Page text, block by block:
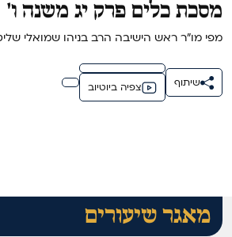
מסכת כלים פרק יג משנה ו'
מפי מו"ר ראש הישיבה הרב בניהו שמואלי
צפיה ביוטיוב שיתוף
מאגר שיעורים